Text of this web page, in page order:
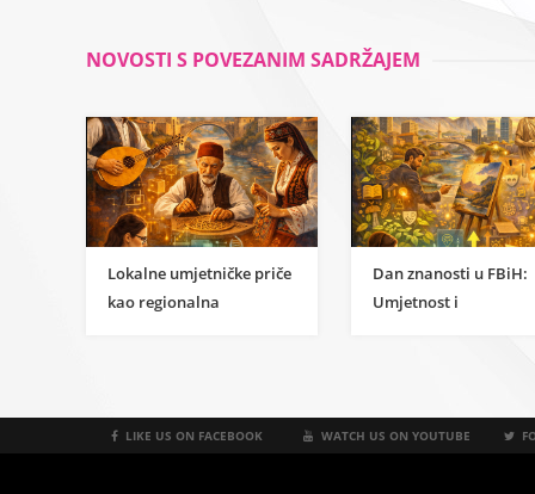
NOVOSTI S POVEZANIM SADRŽAJEM
Lokalne umjetničke priče
kao regionalna
umjetnosti
Dan znanosti u FBiH:
Umjetnost i
LIKE US ON FACEBOOK WATCH US ON YOUTUBE